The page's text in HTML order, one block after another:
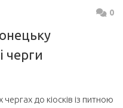
0
черги
до кіосків із питною